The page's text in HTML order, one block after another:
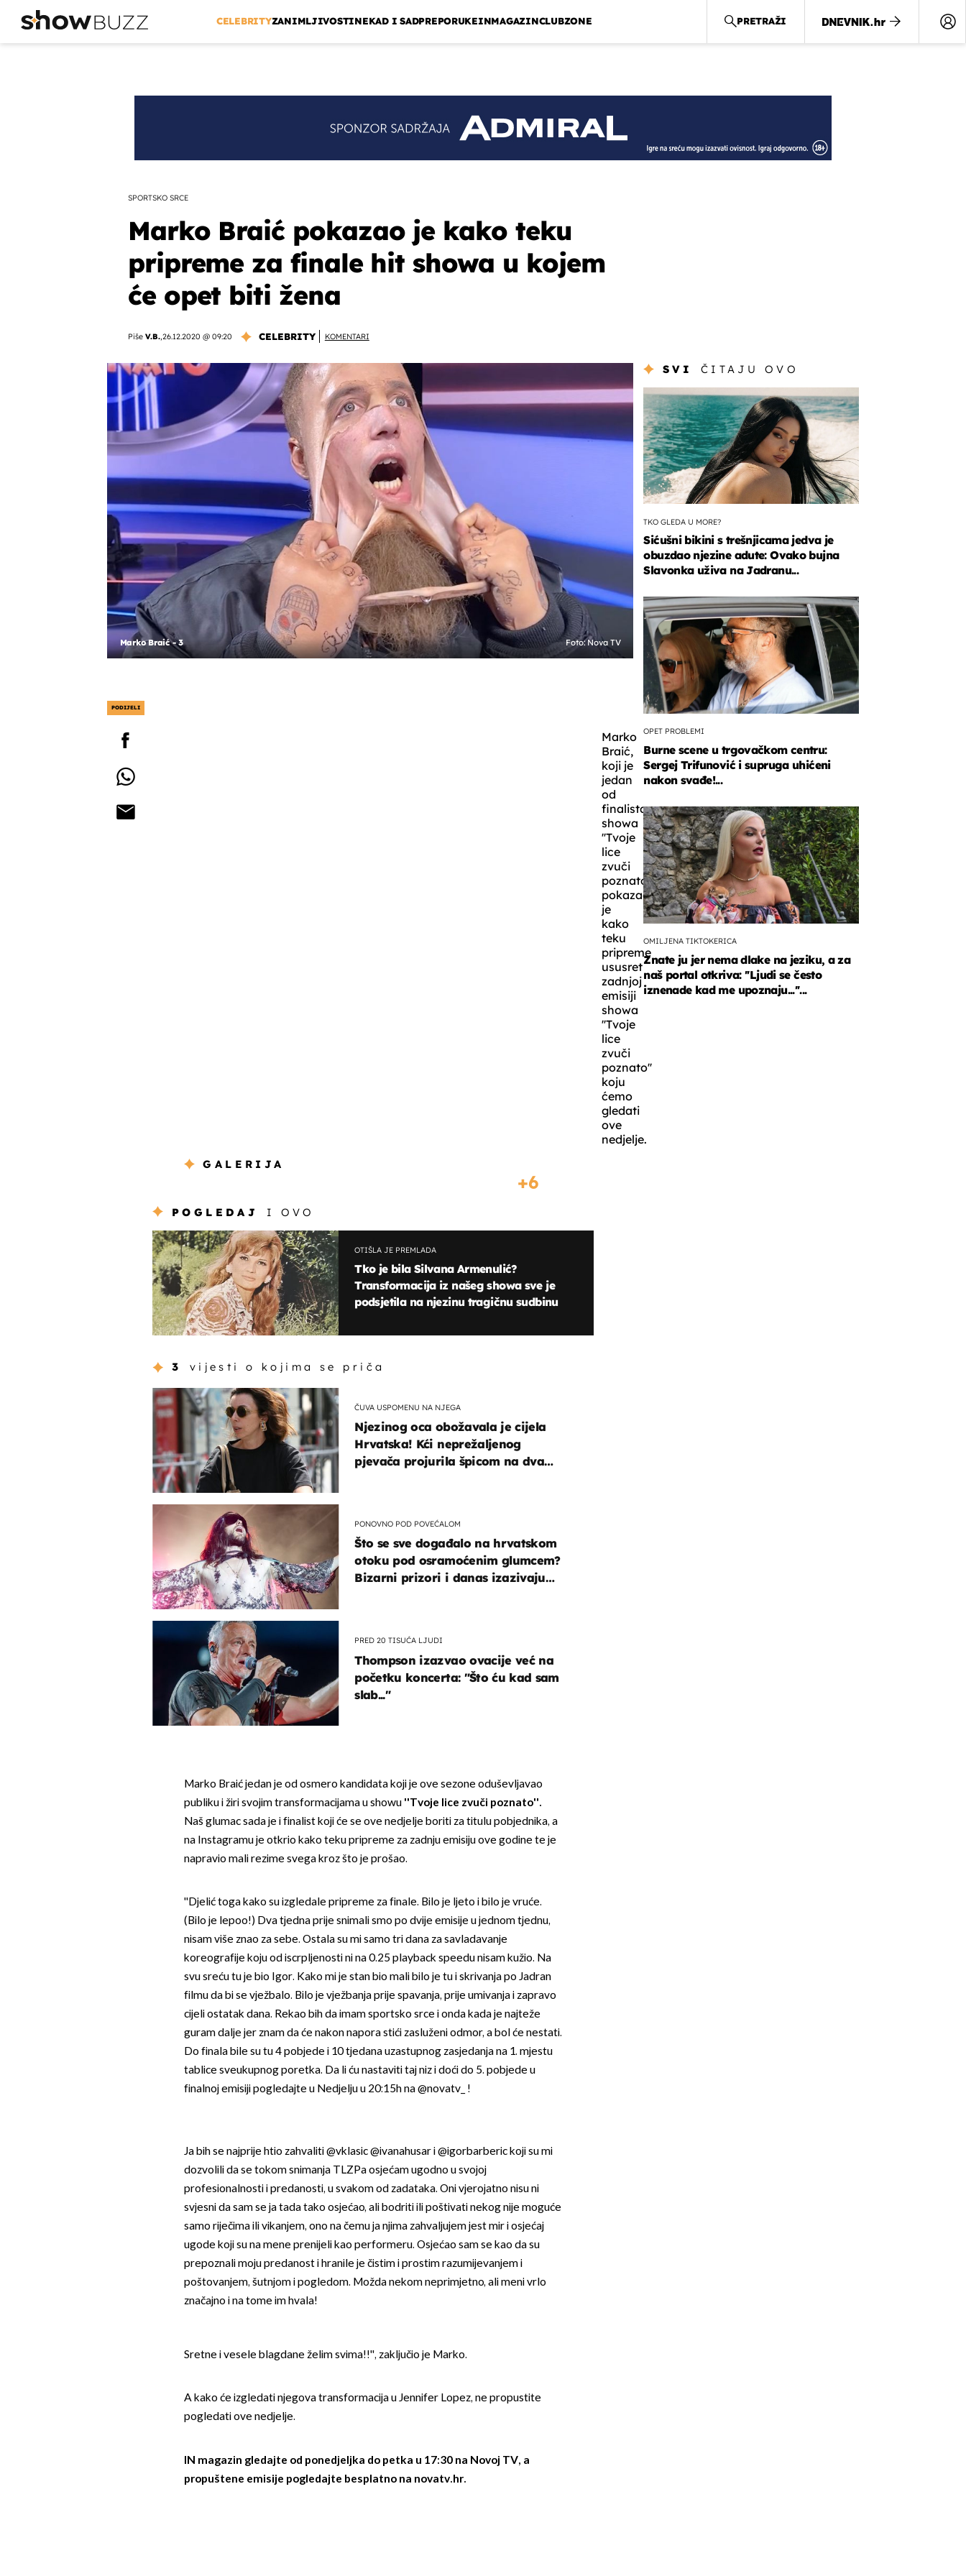
CELEBRITYZANIMLJIVOSTINEKAD I SADPREPORUKEINMAGAZINCLUBZONE PRETRAŽI
SPORTSKO SRCE
Marko Braić pokazao je kako teku
pripreme za finale hit showa u kojem
će opet biti žena
Piše V.B.,26.12.2020 @ 09:20 CELEBRITY KOMENTARI
Marko Braić - 3 Foto: Nova TV
PODIJELI
Marko
Braić,
koji je
jedan
od
finalista
showa
''Tvoje
lice
zvuči
poznato'',
pokazao
je
kako
teku
pripreme
ususret
zadnjoj
emisiji
showa
''Tvoje
lice
zvuči
poznato''
koju
ćemo
gledati
ove
nedjelje.
GALERIJA
6
POGLEDAJ I OVO
OTIŠLA JE PREMLADA
Tko je bila Silvana Armenulić?
Transformacija iz našeg showa sve je
podsjetila na njezinu tragičnu sudbinu
3 vijesti o kojima se priča
ČUVA USPOMENU NA NJEGA
Njezinog oca obožavala je cijela
Hrvatska! Kći neprežaljenog
pjevača projurila špicom na dva
PONOVNO POD POVEĆALOM
Što se sve događalo na hrvatskom
otoku pod osramoćenim glumcem?
Bizarni prizori i danas izazivaju
PRED 20 TISUĆA LJUDI
Thompson izazvao ovacije već na
početku koncerta: "Što ću kad sam
slab..."
Marko Braić jedan je od osmero kandidata koji je ove sezone oduševljavao
publiku i žiri svojim transformacijama u showu ''Tvoje lice zvuči poznato''.
Naš glumac sada je i finalist koji će se ove nedjelje boriti za titulu pobjednika, a
na Instagramu je otkrio kako teku pripreme za zadnju emisiju ove godine te je
napravio mali rezime svega kroz što je prošao.
''Djelić toga kako su izgledale pripreme za finale. Bilo je ljeto i bilo je vruće.
(Bilo je lepoo!) Dva tjedna prije snimali smo po dvije emisije u jednom tjednu,
nisam više znao za sebe. Ostala su mi samo tri dana za savladavanje
koreografije koju od iscrpljenosti ni na 0.25 playback speedu nisam kužio. Na
svu sreću tu je bio Igor. Kako mi je stan bio mali bilo je tu i skrivanja po Jadran
filmu da bi se vježbalo. Bilo je vježbanja prije spavanja, prije umivanja i zapravo
cijeli ostatak dana. Rekao bih da imam sportsko srce i onda kada je najteže
guram dalje jer znam da će nakon napora stići zasluženi odmor, a bol će nestati.
Do finala bile su tu 4 pobjede i 10 tjedana uzastupnog zasjedanja na 1. mjestu
tablice sveukupnog poretka. Da li ću nastaviti taj niz i doći do 5. pobjede u
finalnoj emisiji pogledajte u Nedjelju u 20:15h na @novatv_ !
Ja bih se najprije htio zahvaliti @vklasic @ivanahusar i @igorbarberic koji su mi
dozvolili da se tokom snimanja TLZPa osjećam ugodno u svojoj
profesionalnosti i predanosti, u svakom od zadataka. Oni vjerojatno nisu ni
svjesni da sam se ja tada tako osjećao, ali bodriti ili poštivati nekog nije moguće
samo riječima ili vikanjem, ono na čemu ja njima zahvaljujem jest mir i osjećaj
ugode koji su na mene prenijeli kao performeru. Osjećao sam se kao da su
prepoznali moju predanost i hranile je čistim i prostim razumijevanjem i
poštovanjem, šutnjom i pogledom. Možda nekom neprimjetno, ali meni vrlo
značajno i na tome im hvala!
Sretne i vesele blagdane želim svima!!'', zaključio je Marko.
A kako će izgledati njegova transformacija u Jennifer Lopez, ne propustite
pogledati ove nedjelje.
IN magazin gledajte od ponedjeljka do petka u 17:30 na Novoj TV, a
propuštene emisije pogledajte besplatno na novatv.hr.
SVI ČITAJU OVO
TKO GLEDA U MORE?
Sićušni bikini s trešnjicama jedva je
obuzdao njezine adute: Ovako bujna
Slavonka uživa na Jadranu...
OPET PROBLEMI
Burne scene u trgovačkom centru:
Sergej Trifunović i supruga uhićeni
nakon svađe!...
OMILJENA TIKTOKERICA
Znate ju jer nema dlake na jeziku, a za
naš portal otkriva: ''Ljudi se često
iznenade kad me upoznaju...''...